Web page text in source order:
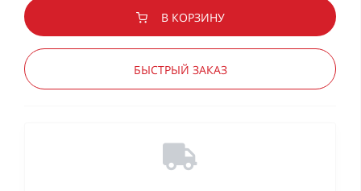
В КОРЗИНУ
БЫСТРЫЙ ЗАКАЗ